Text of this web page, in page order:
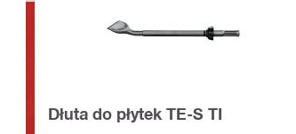
Dłuta do płytek TE-S TI